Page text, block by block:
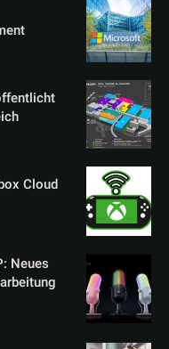
Cloud
Neues